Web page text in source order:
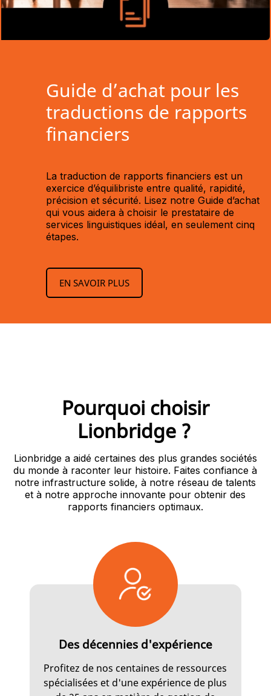
Guide d’achat pour les
traductions de rapports
financiers
La traduction de rapports financiers est un
exercice d’équilibriste entre qualité, rapidité,
précision et sécurité. Lisez notre Guide d’achat
qui vous aidera à choisir le prestataire de
services linguistiques idéal, en seulement cinq
étapes.
EN SAVOIR PLUS
Pourquoi choisir
Lionbridge ?
Lionbridge a aidé certaines des plus grandes sociétés
du monde à raconter leur histoire. Faites confiance à
notre infrastructure solide, à notre réseau de talents
et à notre approche innovante pour obtenir des
rapports financiers optimaux.
Des décennies d'expérience
Profitez de nos centaines de ressources
spécialisées et d'une expérience de plus